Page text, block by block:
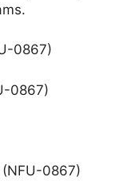
0867)
(NFU-0867)